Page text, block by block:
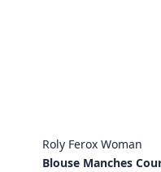
Roly Ferox Woman
Blouse Manches